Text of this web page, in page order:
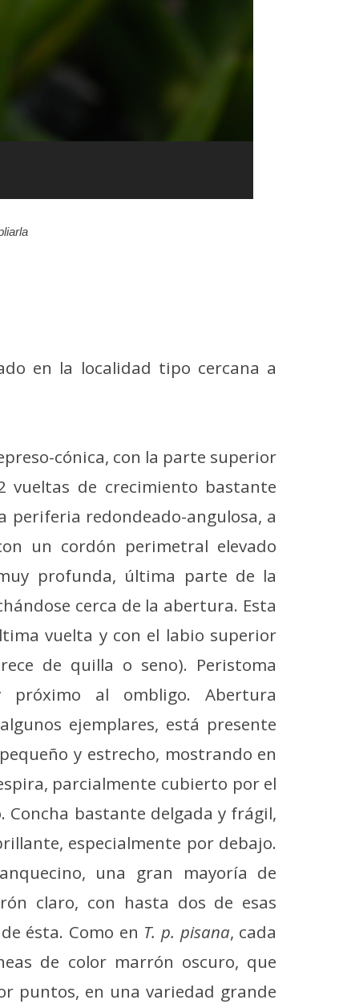
en la localidad tipo cercana a
cónica, con la parte superior
vueltas de crecimiento bastante
redondeado-angulosa, a
un cordón perimetral elevado
profunda, última parte de la
cerca de la abertura. Esta
vuelta y con el labio superior
de quilla o seno). Peristoma
al ombligo. Abertura
ejemplares, está presente
y estrecho, mostrando en
parcialmente cubierto por el
bastante delgada y frágil,
especialmente por debajo.
una gran mayoría de
claro, con hasta dos de esas
ésta. Como en T. p. pisana, cada
de color marrón oscuro, que
puntos, en una variedad grande